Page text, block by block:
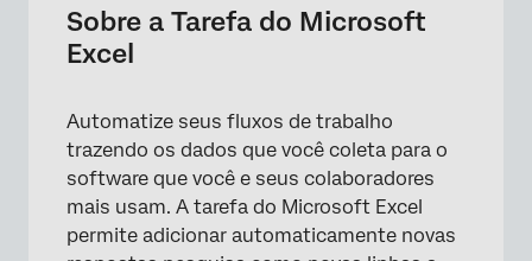
Edições de dados
Criação de uma pasta de trabalho do
Conexão de uma Conta Microsoft
Criação de uma Tarefa do Microsoft Excel
Dicas para mapear texto canalizado para
colunas
Sobre a Tarefa do Microsoft
Excel
Automatize seus fluxos de trabalho
trazendo os dados que você coleta para o
software que você e seus colaboradores
mais usam. A tarefa do Microsoft Excel
permite adicionar automaticamente novas